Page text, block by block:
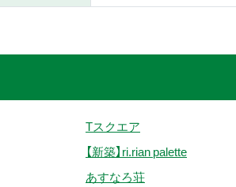
Tスクエア
【新築】ri.rian palette
あすなろ荘